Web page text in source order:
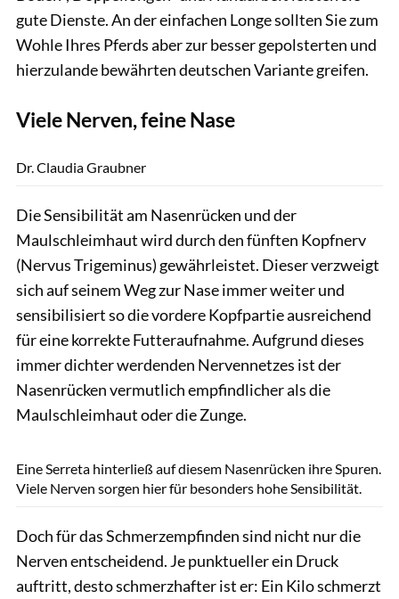
gute Dienste. An der einfachen Longe sollten Sie zum
Wohle Ihres Pferds aber zur besser gepolsterten und
hierzulande bewährten deutschen Variante greifen.
Viele Nerven, feine Nase
Dr. Claudia Graubner
Die Sensibilität am Nasenrücken und der
Maulschleimhaut wird durch den fünften Kopfnerv
(Nervus Trigeminus) gewährleistet. Dieser verzweigt
sich auf seinem Weg zur Nase immer weiter und
sensibilisiert so die vordere Kopfpartie ausreichend
für eine korrekte Futteraufnahme. Aufgrund dieses
immer dichter werdenden Nervennetzes ist der
Nasenrücken vermutlich empfindlicher als die
Maulschleimhaut oder die Zunge.
Eine Serreta hinterließ auf diesem Nasenrücken ihre Spuren.
Viele Nerven sorgen hier für besonders hohe Sensibilität.
Doch für das Schmerzempfinden sind nicht nur die
Nerven entscheidend. Je punktueller ein Druck
auftritt, desto schmerzhafter ist er: Ein Kilo schmerzt